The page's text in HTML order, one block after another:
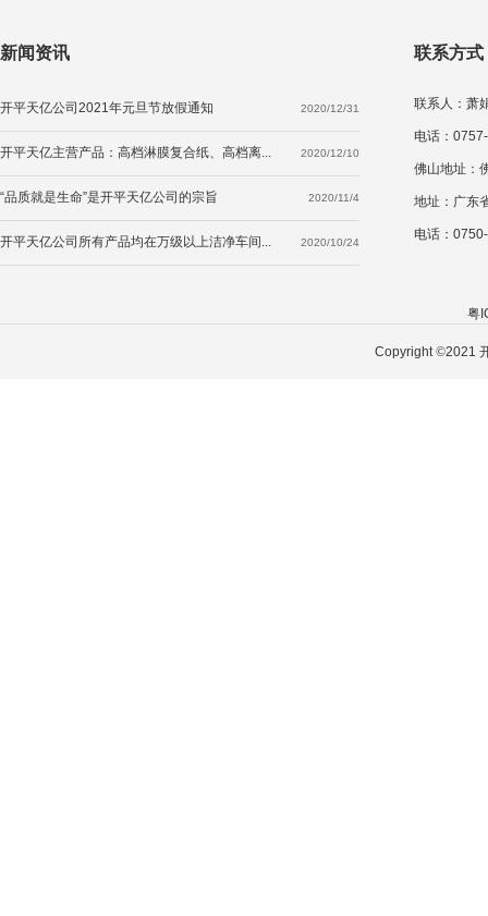
新闻资讯 联系方式
开平天亿公司2021年元旦节放假通知 2020/12/31
开平天亿主营产品：高档淋膜复合纸、高档离... 2020/12/10
“品质就是生命”是开平天亿公司的宗旨 2020/11/4
开平天亿公司所有产品均在万级以上洁净车间... 2020/10/24
联系人：萧
电话：
佛山地址：
地址：广东
电话：
粤
Copyright©2021